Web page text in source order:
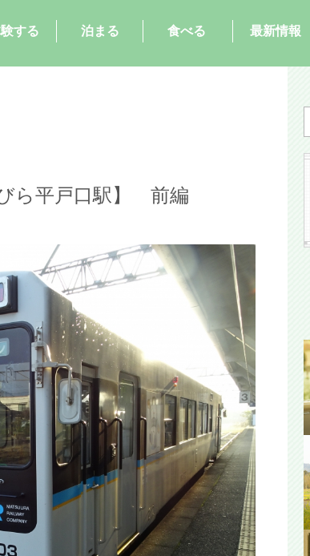
する 泊まる 食べる 最新情報
ら平戸口駅】 前編